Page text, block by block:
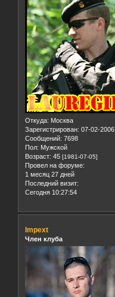
Откуда: Москва
Зарегистрирован: 07-02-2006
Сообщений: 7698
Пол: Мужской
Возраст: 45 [1981-07-05]
Провел на форуме:
1 месяц 27 дней
Последний визит:
Сегодня 10:27:54
Impext
Член клуба